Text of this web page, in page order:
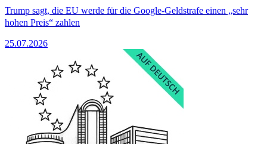
Trump sagt, die EU werde für die Google-Geldstrafe einen „sehr
hohen Preis“ zahlen
25.07.2026